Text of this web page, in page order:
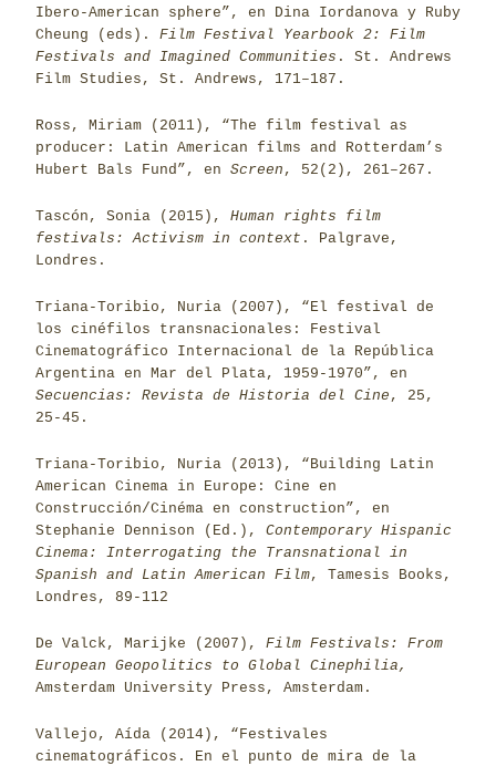
Ibero-American sphere”, en Dina Iordanova y Ruby
Cheung (eds).
Film Festival Yearbook 2: Film
Festivals and Imagined Communities . St. Andrews
Film Studies, St. Andrews, 171–187.
Ross, Miriam (2011), “The film festival as
producer: Latin American films and Rotterdam’s
Hubert Bals Fund”, en Screen , 52(2), 261–267.
Tascón, Sonia (2015), Human rights film
festivals: Activism in context . Palgrave,
Londres.
Triana-Toribio, Nuria (2007), “El festival de
los cinéfilos transnacionales: Festival
Cinematográfico Internacional de la República
Argentina en Mar del Plata, 1959-1970”, en
Secuencias: Revista de Historia del Cine , 25,
25-45.
Triana-Toribio, Nuria (2013), “Building Latin
American Cinema in Europe: Cine en
Construcción/Cinéma en construction”, en
Stephanie Dennison (Ed.), Contemporary Hispanic
Cinema: Interrogating the Transnational in
Spanish and Latin American Film, Tamesis Books,
Londres, 89-112
De Valck, Marijke (2007), Film Festivals: From
European Geopolitics to Global Cinephilia,
Amsterdam University Press, Amsterdam.
Vallejo, Aída (2014), “Festivales
cinematográficos. En el punto de mira de la